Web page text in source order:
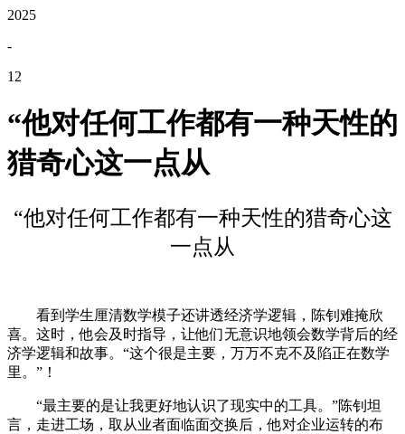
2025
-
12
“他对任何工作都有一种天性的
猎奇心这一点从
“他对任何工作都有一种天性的猎奇心这
一点从
看到学生厘清数学模子还讲透经济学逻辑，陈钊难掩欣
喜。这时，他会及时指导，让他们无意识地领会数学背后的经
济学逻辑和故事。“这个很是主要，万万不克不及陷正在数学
里。”！
“最主要的是让我更好地认识了现实中的工具。”陈钊坦
言，走进工场，取从业者面临面交换后，他对企业运转的布